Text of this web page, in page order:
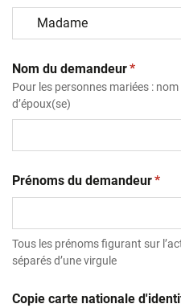
Nom du demandeur*
Pour les personnes mariées :
d’époux(se)
Prénoms du demandeur*
Tous les prénoms figurant sur
séparés d’une virgule
Copie carte nationale